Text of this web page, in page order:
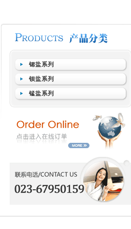
锶盐系列
钡盐系列
锰盐系列